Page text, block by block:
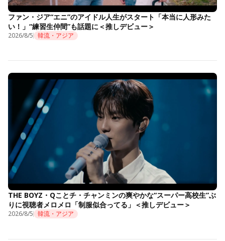
ファン・ジア“エニ”のアイドル人生がスタート「本当に人形みた
い！」“練習生仲間”も話題に＜推しデビュー＞
2026/8/5 韓流・アジア
THE BOYZ・Qことチ・チャンミンの爽やかな“スーパー高校生”ぶ
りに視聴者メロメロ「制服似合ってる」＜推しデビュー＞
2026/8/5 韓流・アジア